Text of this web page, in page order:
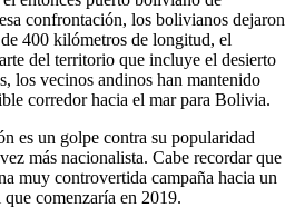
confrontación, los bolivianos dejaron
400 kilómetros de longitud, el
del territorio que incluye el desierto
los vecinos andinos han mantenido
corredor hacia el mar para Bolivia.
es un golpe contra su popularidad
más nacionalista. Cabe recordar que
muy controvertida campaña hacia un
comenzaría en 2019.